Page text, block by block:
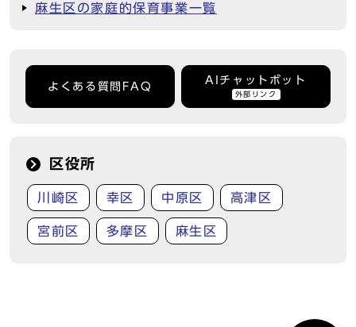
麻生区の家庭的保育事業一覧
よくある質問FAQ
AIチャットボット
外部リンク
区役所
川崎区 幸区 中原区 高津区
宮前区 多摩区 麻生区